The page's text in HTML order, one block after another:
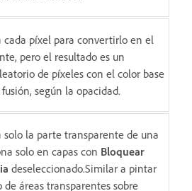
cada píxel para convertirlo en el
pero el resultado es un
de píxeles con el color base
según la opacidad.
solo la parte transparente de una
solo en capas con Bloquear
deseleccionado.Similar a pintar
de áreas transparentes sobre